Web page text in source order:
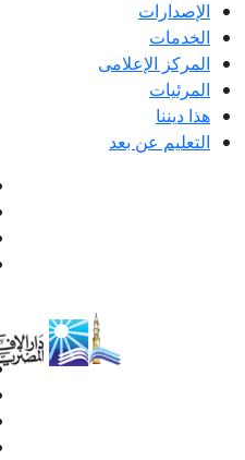
الإصدارات
الخدمات
المركز الإعلامى
المرئيات
هذا ديننا
التعليم عن بعد